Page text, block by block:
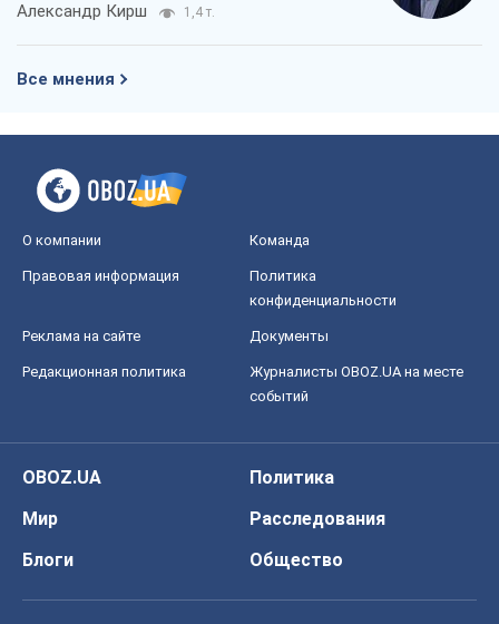
Александр Кирш 1,4 т.
Все мнения
О компании Команда
Правовая информация
Политика
конфиденциальности
Реклама на сайте Документы
Редакционная политика
Журналисты OBOZ.UA на месте
событий
OBOZ.UA
Политика
Мир
Расследования
Блоги
Общество